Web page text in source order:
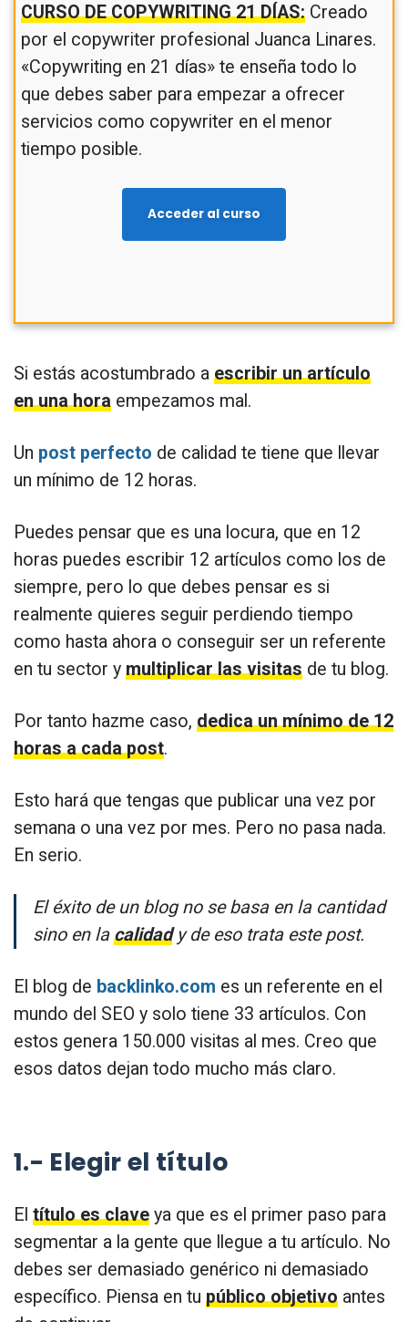
CURSO DE COPYWRITING 21 DÍAS:Creado
por el copywriter profesional Juanca Linares.
«Copywriting en 21 días» te enseña todo lo
que debes saber para empezar a ofrecer
servicios como copywriter en el menor
tiempo posible.
Acceder al curso
Si estás acostumbrado a escribir un artículo
en una hora empezamos mal.
Un post perfecto de calidad te tiene que llevar
un mínimo de 12 horas.
Puedes pensar que es una locura, que en 12
horas puedes escribir 12 artículos como los de
siempre, pero lo que debes pensar es si
realmente quieres seguir perdiendo tiempo
como hasta ahora o conseguir ser un referente
en tu sector y multiplicar las visitas de tu blog.
Por tanto hazme caso, dedica un mínimo de 12
horas a cada post.
Esto hará que tengas que publicar una vez por
semana o una vez por mes. Pero no pasa nada.
En serio.
El éxito de un blog no se basa en la cantidad
sino en lacalidady de eso trata este post.
El blog de backlinko.com es un referente en el
mundo del SEO y solo tiene 33 artículos. Con
estos genera 150.000 visitas al mes. Creo que
esos datos dejan todo mucho más claro.
1.- Elegir el título
El título es clave ya que es el primer paso para
segmentar a la gente que llegue a tu artículo. No
debes ser demasiado genérico ni demasiado
específico. Piensa en tu público objetivo antes